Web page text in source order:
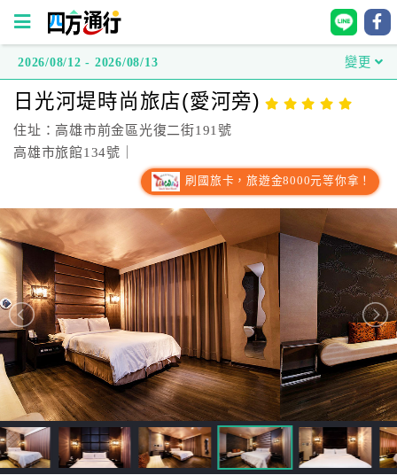
方
通
行
台
灣
訂
房
直
接
跟
飯
店
2026/08/12 - 2026/08/13 變更
日光河堤時尚旅店(愛河旁)
住址：高雄市前金區光復二街191號
高雄市旅館134號｜
刷國旅卡，旅遊金8000元等你拿！